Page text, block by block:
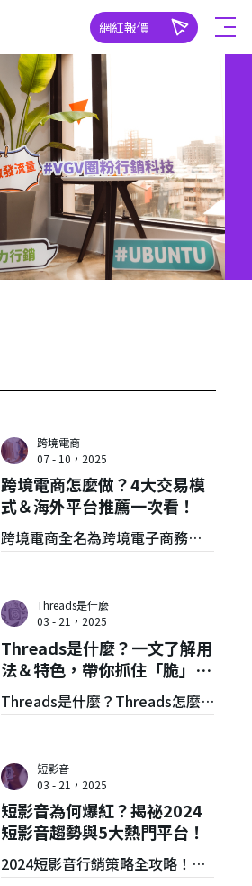
網紅報價
跨境電商
07 - 10，2025
跨境電商怎麼做？4大交易模
式＆海外平台推薦一次看！
跨境電商全名為跨境電子商務，
務銷售到國外的商業模式，從商
品展示、訂單處理、金流支付到
物流配送都可藉由線上系統完
成。本文將說明跨境電商是什麼
＆怎麼做，並分享跨境電商推薦
Threads是什麼
03 - 21，2025
Threads是什麼？一文了解用
法＆特色，帶你抓住「脆」熱
潮
Threads是什麼？Threads怎麼
法與詳細功能，並解答Threads
跟X（Twitter）的差異，以及使
用上的常見問題。想用Threads
做行銷，為品牌抓住流量紅利
嗎？那你絕不能錯過這一篇！
短影音
03 - 21，2025
短影音為何爆紅？揭祕2024
短影音趨勢與5大熱門平台！
2024短影音行銷策略全攻略！掌